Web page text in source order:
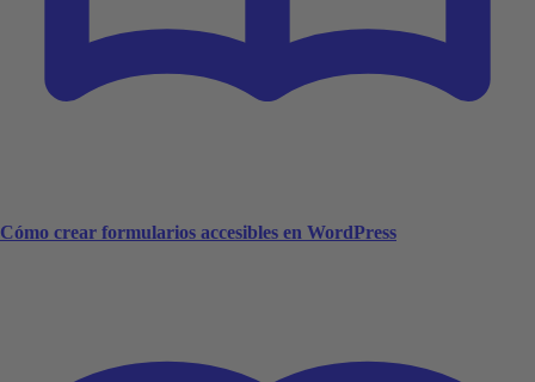
Cómo crear formularios accesibles en WordPress